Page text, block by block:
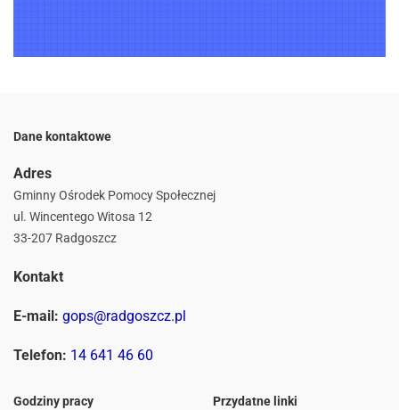
Dane kontaktowe
Adres
Gminny Ośrodek Pomocy Społecznej
ul. Wincentego Witosa 12
33-207 Radgoszcz
Kontakt
E-mail: gops@radgoszcz.pl
Telefon: 14 641 46 60
Godziny pracy Przydatne linki